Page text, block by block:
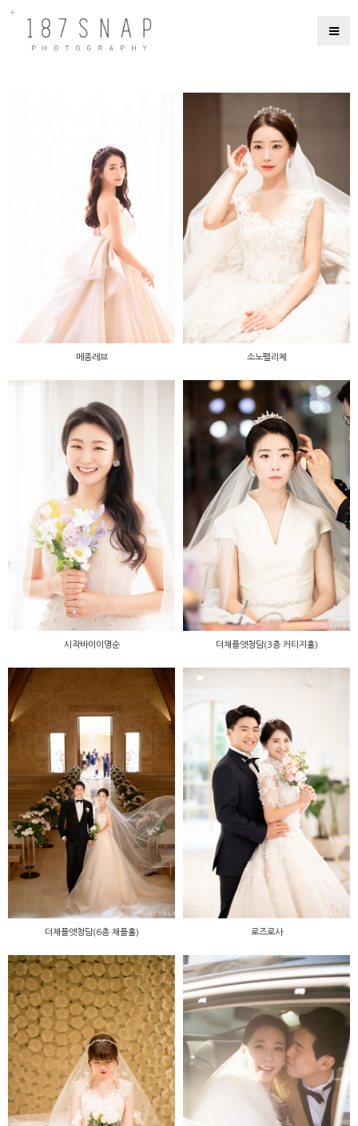
메종레브 소노펠리체
시작바이이명순 더채플앳청담(3층 커티지홀)
더채플앳청담(6층 채플홀) 로즈로사